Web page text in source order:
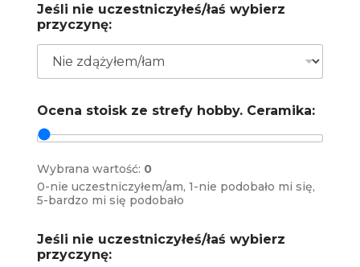
Jeśli nie uczestniczyłeś/łaś wybierz
przyczynę:
Ocena stoisk ze strefy hobby. Ceramika:
Wybrana wartość: 0
0-nie uczestniczyłem/am, 1-nie podobało mi się,
5-bardzo mi się podobało
Jeśli nie uczestniczyłeś/łaś wybierz
przyczynę: